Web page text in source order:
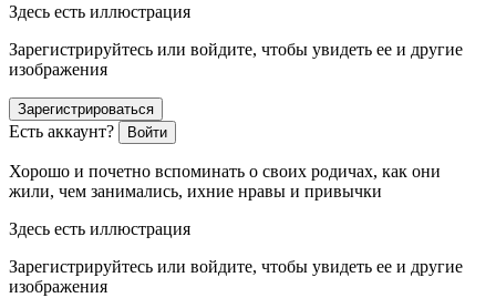
Здесь есть иллюстрация
Зарегистрируйтесь или войдите, чтобы увидеть ее и другие
изображения
Зарегистрироваться
Есть аккаунт? Войти
Хорошо и почетно вспоминать о своих родичах, как они
жили, чем занимались, ихние нравы и привычки
Здесь есть иллюстрация
Зарегистрируйтесь или войдите, чтобы увидеть ее и другие
изображения